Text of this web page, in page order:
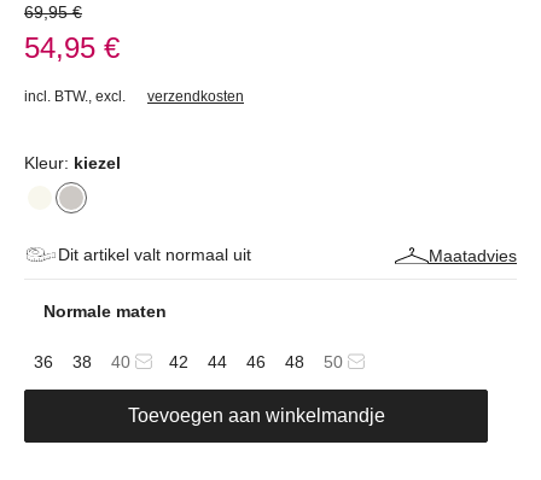
69,95 €
54,95 €
incl. BTW. excl. verzendkosten
Kleur: kiezel
Dit artikel valt normaal uit Maatadvies
Normale maten
36 38 40 42 44 46 48 50
Toevoegen aan winkelmandje